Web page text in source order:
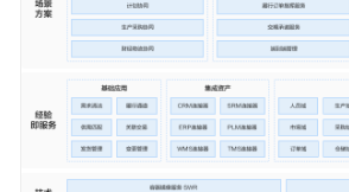
思
数
化